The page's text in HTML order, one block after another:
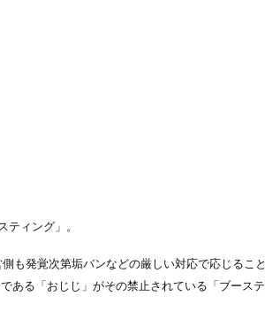
ィング」。
も発覚次第垢バンなどの厳しい対応で応じること
ある「おじじ」がその禁止されている「ブーステ